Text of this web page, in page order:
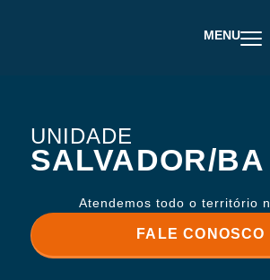
MENU
UNIDADE
SALVADOR/BA
Atendemos todo o território
FALE CONOSCO